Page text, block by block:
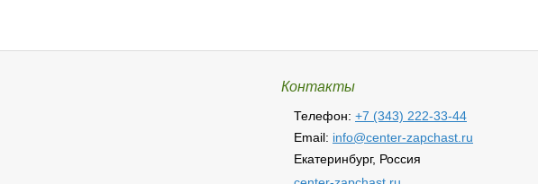
Контакты
Телефон: +7 (343) 222-33-44
Email: info@center-zapchast.ru
Екатеринбург, Россия